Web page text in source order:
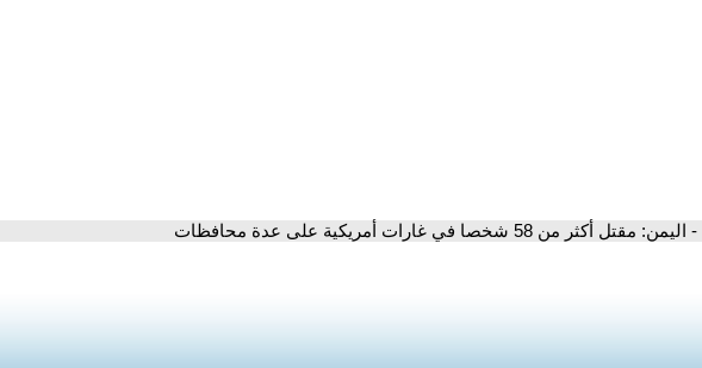
- اليمن: مقتل أكثر من 58 شخصا في غارات أمريكية على عدة محافظات